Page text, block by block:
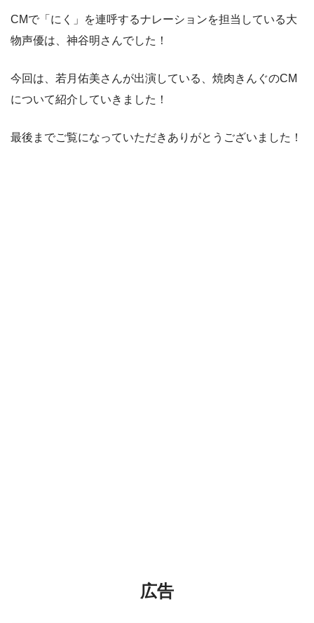
CMで「にく」を連呼するナレーションを担当している大
物声優は、神谷明さんでした！
今回は、若月佑美さんが出演している、焼肉きんぐのCM
について紹介していきました！
最後までご覧になっていただきありがとうございました！
広告